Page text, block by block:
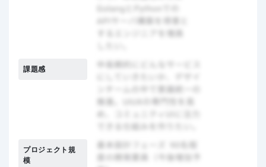
課題感
プロジェクト規
模